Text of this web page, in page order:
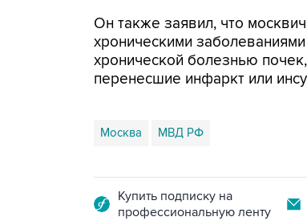
Он также заявил, что
хроническими
хронической болезнью
перенесшие инфаркт или
Москва МВД РФ
Купить подписку на
профессиональную ленту